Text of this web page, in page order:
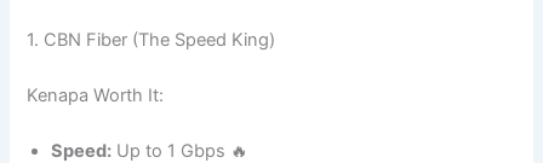
1. CBN Fiber (The Speed King)
Kenapa Worth It:
Speed: Up to 1 Gbps 🔥